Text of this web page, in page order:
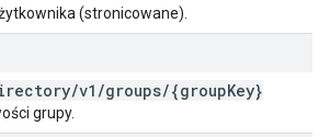
(stronicowane).
/v1 /groups/{groupKey}
grupy.